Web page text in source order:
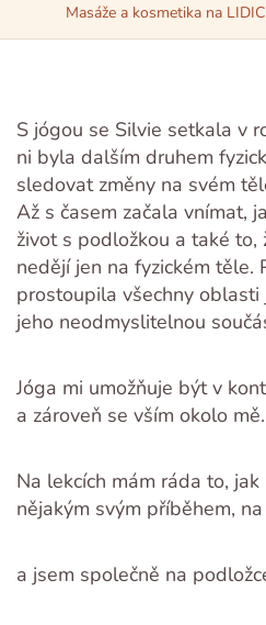
Masáže a kosmetika na
S jógou se Silvie setkala v
ni byla dalším druhem
sledovat změny na svém
Až s časem začala vnímat,
život s podložkou a také to,
nedějí jen na fyzickém těle.
prostoupila všechny
jeho neodmyslitelnou
Jóga mi umožňuje být v
a zároveň se vším okolo mě.
Na lekcích mám ráda to,
nějakým svým příběhem,
a jsem společně na